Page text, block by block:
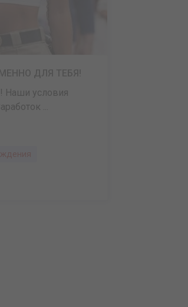
Наши условия
...